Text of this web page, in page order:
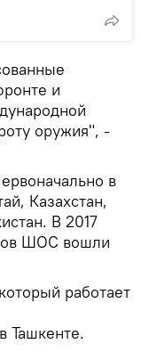
и
оружия", -
в
Казахстан,
В 2017
ШОС вошли
работает
Ташкенте.